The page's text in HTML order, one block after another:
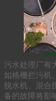
环
污水处理厂有
如格栅拦污机
脱水机、混合
备的故障将影